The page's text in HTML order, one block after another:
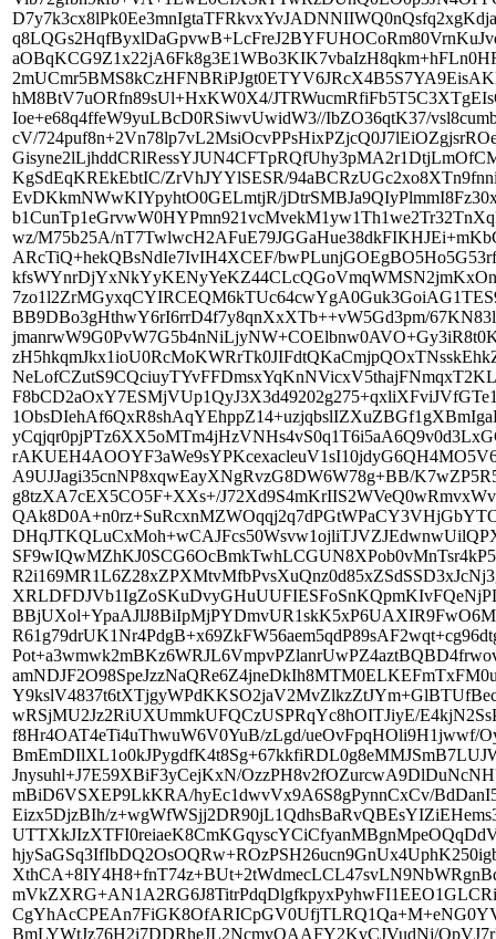
TUc64cwYgA0Guk3GoiAG1TES9YjUSLZkZpkl2tyfQED0zBwaXiiC644iSFqOGVQIOmUGQW6JvcXBB9DBo3gHthwY6rI6rrD4f7y8qnXxXTb++vW5Gd3pm/67KN83lADocSyPONzpnyF5vTXLNTkB/HsjVPp1eF4eqpzZSqg5mbfPrVHD4jmanrwW9G0PvW7G5b4nNiLjyNW+COElbnw0AVO+Gy3iR8t0KtnPx7Ds6AXq2fPmG48LJKnXiQzUPSgHUwP3uyBMTvuY2SmYtWzH5hkqmJkx1ioU0RcMoKWRrTk0JIFdtQKaCmjpQOxTNsskEhkZ1HZsJUC5RzhlkcRpTx5kjQwh6Vw/KiB+7eN8aa8IZuDA92Pdh/rPtHNeLofCZutS9CQciuyTYvFFDmsxYqKnNVicxV5thajFNmqxT2KLGtxBPSMFm9R5FlaHD2FeCIhz541y2azUtlMJhyWebcnRpkx+E4MqrF8bCD2aOxY7ESMjVUp1QyJ3X3d49202g275+qxliXFviJVfGTe1b+XjMXi6SFcACEODp2uDA51kFKIaZ6G/tVwd862ELYPEeUaKyM1ObsDIehAf6QxR8shAqYEhppZ14+uzjqbslIZXuZBGf1gXBmIgaFfwrymk3EIND6ckWMRLQ3guE/Bd86YaH+35YuHwF3U+jqrauTz1ByCqjqr0pjPTz6XX5oMTm4jHzVNHs4vS0q1T6i5aA6Q9v0d3LxGC7olHSGs85oz/3hdbaVJ3Qh/NLX6whp9w0W7IewhNsf+B8JenmKInvrAKUEH4AOOYF3aWe9sYPKcexacleuV1sI10jdyG6QH4MO5V6Q3pQ/gR1JdnYRUNJufl6dbpdZ8t0T78ykpmadZyZIPBGgD1KO1maA9UJJagi35cnNP8xqwEayXNgRvzG8DW6W78g+BB/K7wZP5R5v3Nb8aeEkab/594A3pWPNE4E/Sn4Inmj8Gnwb+K6/PhwsC83IrYW/g8tzXA7cEX5CO5F+XXs+/J72Xd9S4mKrIIS2WVeQ0wRmvxWvsTFPklBYPSFIMQC+QggAGJQl7BrPzOW9eCuRzErKm6NoDoWAwQAk8D0A+n0rz+SuRcxnMZWOqqj2q7dPGtWPaCY3VHjGbYTOk8CnqRKfqdGFe1YSRh+0eRt5irP3woAPpnCmEPgK8cwDEHvn5kDHqJTKQLuCxMoh+wCAJFcs50Wsvw1ojliTJVZJEdwnwUilQPXtsLFAK5L2lWiKNLL0QsyLTDqUcLQT9FLKkYYRkU+hHfrBef86FSF9wIQwMZhKJ0SCG6OcBmkTwhLCGUN8XPob0vMnTsr4kP5XOX57wex2LliIP6yR8Fw7nrkj4w/qS3OR4/oq4f/KvzE1n1t+uNOh6UR2i169MR1L6Z28xZPXMtvMfbPvsXuQnz0d85xZSdSSD3xJcNj3gforbbd0tMjfDDdwWeA/HdPF1aUD70qwgdeC37ShE8GmVztMmbaEXRLDFDJVb1IgZoSKuDvyGHuUUFIESFoSnKQpmKIvFQeNjPLiQ62+GMs7ph5KepMPuygAZShno5dDIb0Ej0VqXgUEKNW7elwEBBjUXol+YpaAJlJ8BiIpMjPYDmvUR1skK5xP6UAXIR9FwO6M1gB6riyT03S4xlaQmIA/vnNo49dHUB1N3/v5n/3Xgm1u/9439P/tk6zcR61g79drUK1Nr4PdgB+x69ZkFW56aem5qdP89sAF2wqt+cg96dtg/M/D7bKARPlOLCmfRo7ivvSWXvUm6Ub4xfFt6IPuPYW6D9GziUPot+a3wmwk2mBKz6WRJL6VmpvPZlanrUwPZ4aztBQBD4frwovDvgm/JlqfS8OXEG4E3E28gL+6jBBs245E078CiFoOKzGlxJIg+LQ4iamNDJF2O98SpeJzzNaQRe6Z4jneDkIh8MTM0ELKEFmTxFM0ut4AsNLP7stTO7Hj2WJbONkJCOyAxW5AYMxhzOogtc5CNDmIAHY9kslV4837t6tXTjgyWPdKKSO2jaV2MvZlkzZtJYm+GlBTUfBec7iy5S8a00xJO1AfCkp5O1geQm5IIoyYVbChAXY4XzhHQb30LLFi2wRSjMU2Jz2RiUXUmmkUFQCzUSPRqYc8hOITJiyE/E4kjN2SsPxLhfQ1V7i8j/T4vSYH6KAsvEOPC87XiBeN8DuHv5Y/4H/7pYFPKf8Hr4OAT4eTi4uThwuW6V0YuB/zLgd/ueOvFpqHOli9H1jwwf/OywhLq1qmbhpVGXW9TbqT78WjRyMYnjzm6rdbHhlc8sMiD42eYgaxBmEmDIlXL1o0kJPygdfK4t8Sg+67kkfiRDL0g8eMMJSmB7LUJWoCCntS7wQq4llqbuBXeSq1T1qnrY7fo2+AW9cHMT+BP9GeTz2XOJnysuhl+J7E59XBiF3yCejKxN/OzzPH8v2fOZurcwA9DlDuNcNHUnm3PX5u4Pmdt4KlwGPoU2anFgJ6WAa/IDi3ux3wiblKNeiIRo6CXomBiD6VSXEP9LkKRA/hyEc1dwvVx9A6S8gPynnCxCv/BdDanI5Ew5XQ4kIfJu0n4akUtfDW3pwVoezWqB6l5ShsTW6HZOtB6rJVuLfIEizx5DjzBIh/z+wgWfWSjj2DR90jL1QdhsBaRvQBEsYIZiEHems3VcJibxuG0OZiYEBEQK0M5A/GVjmBInNiCQ0c4TesuhRCuSazIIHUTTXkJIzXTFI0reiaeK8CmKGqyscYCiCfyanMBgnMpeOQqDdV8pS78/r9OShlg9eypEW8pXT174oC3RIlBPDw1JpbyorMEaiAH2IAYhjySaGSq3IfIbDQ2OsOQRw+ROzPSH26ucn9GnUx4UphK250igbKzBuVm4lITboRpkaZBAtv/H6w5HKSCzeczZJxlzdT9Uy0FtS4qhpOXthCA+8IY4H8+fnT74z+BUt+2tWdmecLCL47svLN9NbWRgnBq/